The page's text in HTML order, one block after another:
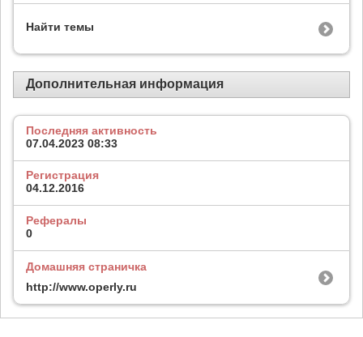
Найти темы
Дополнительная информация
Последняя активность
07.04.2023 08:33
Регистрация
04.12.2016
Рефералы
0
Домашняя страничка
http://www.operly.ru